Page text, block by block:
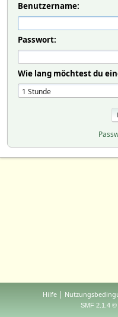
Benutzername:
Passwort:
Wie lang möchtest du
Hilfe |
SMF 2.1.4 ©